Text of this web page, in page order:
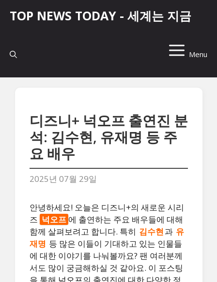
뛰
TOP NEWS TODAY - 세계는 지금
Menu
디즈니+ 넉오프 출연진 분
석: 김수현, 유재명 등 주
요 배우
2025년 07월 29일
안녕하세요! 오늘은 디즈니+의 새로운 시리
즈 넉오프 에 출연하는 주요 배우들에 대해
함께 살펴보려고 합니다. 특히 김수현 과 유
재명 등 많은 이들이 기대하고 있는 인물들
에 대한 이야기를 나눠볼까요? 팬 여러분께
서도 많이 궁금해하실 것 같아요. 이 포스팅